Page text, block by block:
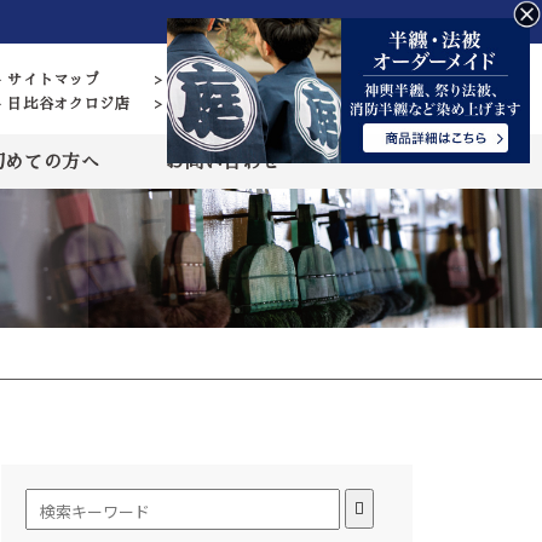
サイトマップ
> 営業日カレンダー
日比谷オクロジ店
> 藍染 結の杜
めての方へ お問い合わせ